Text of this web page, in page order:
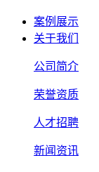
案例展示
关于我们
公司简介
荣誉资质
人才招聘
新闻资讯